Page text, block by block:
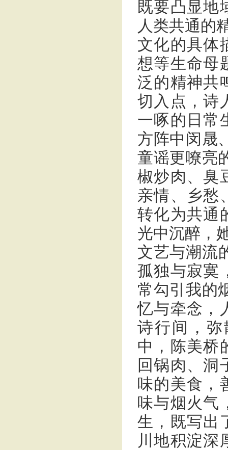
既要凸显地
人类共通的
文化的具体
想等生命母
泛的精神共
切入点，诗
一啄的日常
方阵中闵晟
童谣更嘹亮
椒炒肉、臭
亲情、乡愁
转化为共通
光中沉醉，
文艺与潮流
孤独与寂寞
常勾引我的
忆与牵念，
诗行间，
中，陈美桥
回锅肉、洞
味的美食，
味与烟火气
生，既写出
川地积淀深